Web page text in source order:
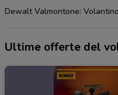
Dewalt Valmontone:
Ultime offerte del